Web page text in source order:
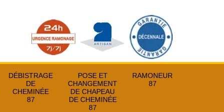
DÉBISTRAGE
DE
CHEMINÉE
87
POSE ET
CHANGEMENT
DE CHAPEAU
DE CHEMINÉE
87
RAMONEUR
87